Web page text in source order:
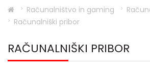
Računalništvo in gaming
Računalniški pribor
RAČUNALNIŠKI PRIBOR